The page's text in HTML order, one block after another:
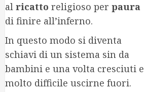
al ricatto religioso per paura
di finire all’inferno.
In questo modo si diventa
schiavi di un sistema sin da
bambini e una volta cresciuti e
molto difficile uscirne fuori.